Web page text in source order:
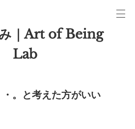
｜Art of Being
Lab
・。と考えた方がいい